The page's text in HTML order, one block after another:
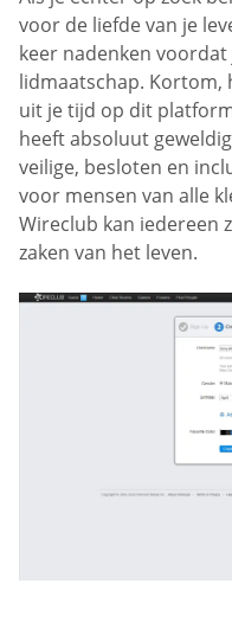
voor de liefde van je
keer nadenken
lidmaatschap. Kortom,
uit je tijd op dit
heeft absoluut
veilige, besloten en
voor mensen van alle
Wireclub kan iedereen
zaken van het leven.